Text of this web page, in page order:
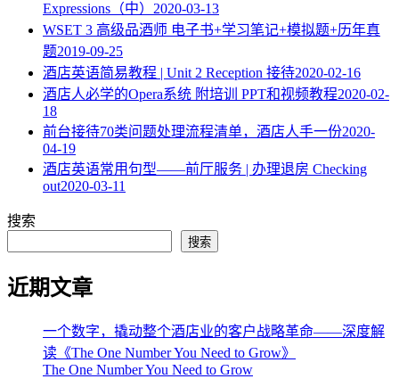
Expressions（中） 2020-03-13
WSET 3 高级品酒师 电子书+学习笔记+模拟题+历年真
题2019-09-25
酒店英语简易教程 | Unit 2 Reception 接待2020-02-16
酒店人必学的Opera系统 附培训 PPT和视频教程2020-02-
18
​前台接待70类问题处理流程清单，酒店人手一份2020-
04-19
酒店英语常用句型——前厅服务 | 办理退房 Checking
out2020-03-11
搜索
搜索
近期文章
一个数字，撬动整个酒店业的客户战略革命——深度解
读《The One Number You Need to Grow》
The One Number You Need to Grow